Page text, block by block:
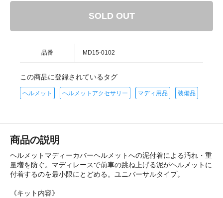
SOLD OUT
品番 MD15-0102
この商品に登録されているタグ
ヘルメット ヘルメットアクセサリー マディ用品 装備品
商品の説明
ヘルメットマディーカバーヘルメットへの泥付着による汚れ・重
量増を防ぐ。マディレースで前車の跳ね上げる泥がヘルメットに
付着するのを最小限にとどめる。ユニバーサルタイプ。
《キット内容》